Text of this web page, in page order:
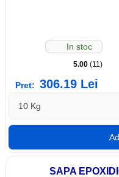
In stoc
5.00 (11)
Pret: 306.19 Lei
SAPA